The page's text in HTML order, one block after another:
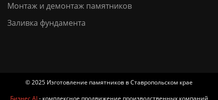
Монтаж и демонтаж памятников
Заливка фундамента
© 2025 Изготовление памятников в Ставропольском крае